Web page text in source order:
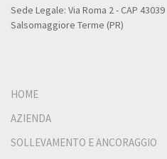
Sede Legale: Via Roma 2 - CAP 43039
Salsomaggiore Terme (PR)
HOME
AZIENDA
SOLLEVAMENTO E ANCORAGGIO